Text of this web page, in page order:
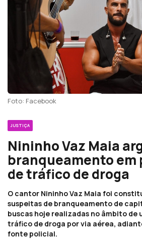
Foto: Facebook
JUSTIÇA
Nininho Vaz Maia
branqueamento em
de tráfico de droga
O cantor Nininho Vaz Maia foi
suspeitas de branqueamento de
buscas hoje realizadas no âmbito de
tráfico de droga por via aérea,
fonte policial.